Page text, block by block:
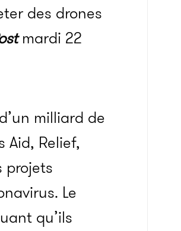
des drones
mardi 22
milliard de
Aid, Relief,
projets
Le
qu’ils